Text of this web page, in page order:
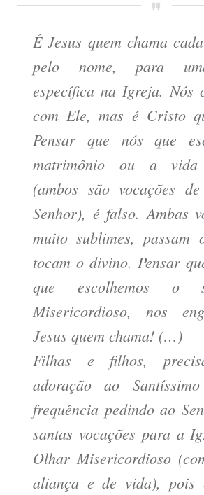
É Jesus quem chama
pelo nome, para
específica na Igreja. Nós
com Ele, mas é Cristo
Pensar que nós que
matrimônio ou a vida
(ambos são vocações
Senhor), é falso. Ambas
muito sublimes, passam
tocam o divino. Pensar
que escolhemos o
Misericordioso, nos
Jesus quem chama! (…)
Filhas e filhos,
adoração ao
frequência pedindo ao
santas vocações para a
Olhar Misericordioso
aliança e de vida), pois